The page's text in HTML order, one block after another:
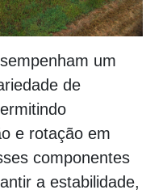
um
de
e rotação em
componentes
a estabilidade,